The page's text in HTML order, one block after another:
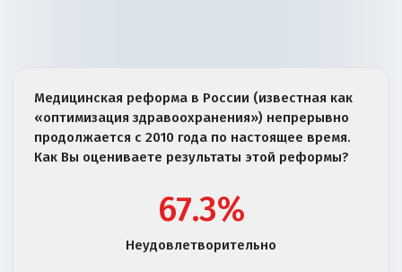
Медицинская реформа в России (известная как
«оптимизация здравоохранения») непрерывно
продолжается с 2010 года по настоящее время.
Как Вы оцениваете результаты этой реформы?
67.3%
Неудовлетворительно